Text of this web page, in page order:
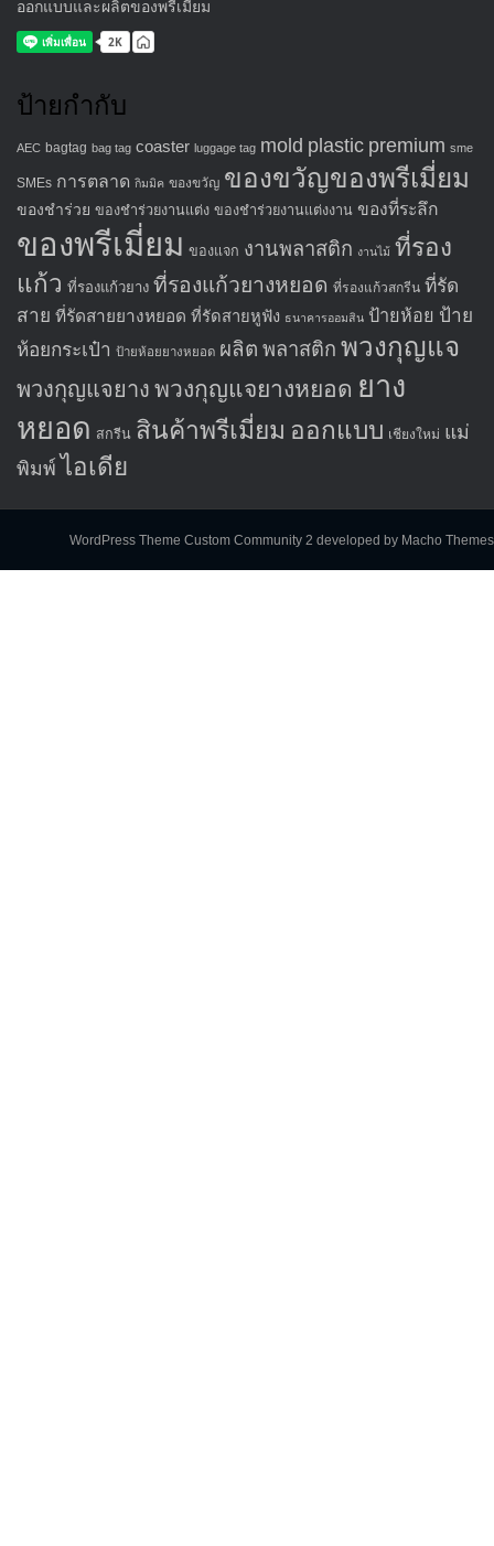
ออกแบบและผลิตของพรีเมี่ยม
ป้ายกำกับ
AEC bagtag bag tag coaster luggage tag mold plastic premium sme
SMEs การตลาด กิมมิค ของขวัญ ของขวัญของพรีเมี่ยม
ของชำร่วย ของชำร่วยงานแต่ง ของชำร่วยงานแต่งงาน ของที่ระลึก
ของพรีเมี่ยม ของแจก งานพลาสติก งานไม้ ที่รอง
แก้ว ที่รองแก้วยาง ที่รองแก้วยางหยอด ที่รองแก้วสกรีน ที่รัด
สาย ที่รัดสายยางหยอด ที่รัดสายหูฟัง ธนาคารออมสิน ป้ายห้อย ป้าย
ห้อยกระเป๋า ป้ายห้อยยางหยอด ผลิต พลาสติก พวงกุญแจ
พวงกุญแจยาง พวงกุญแจยางหยอด ยาง
หยอด สกรีน สินค้าพรีเมี่ยม ออกแบบ เชียงใหม่ แม่
พิมพ์ ไอเดีย
WordPress Theme Custom Community 2 developed by Macho Themes